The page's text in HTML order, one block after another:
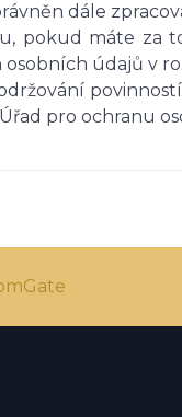
dále
pokud máte za
osobních údajů v
pro ochranu